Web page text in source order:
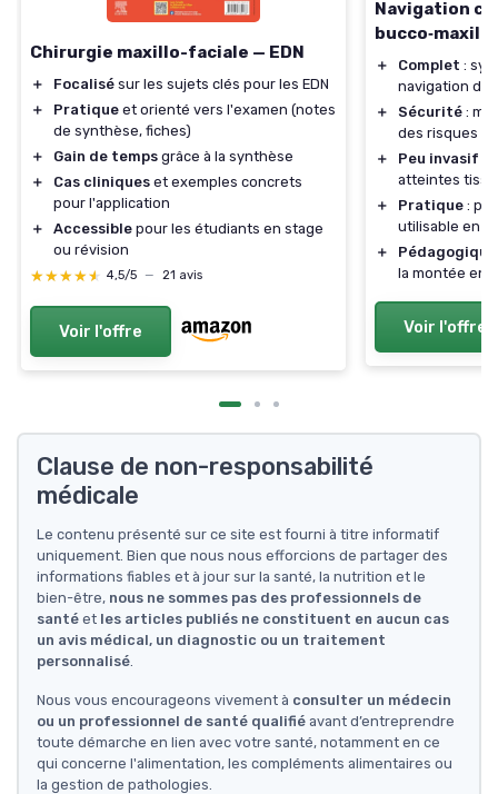
Chirurgie maxillo-faciale — EDN
＋ Focalisé sur les sujets clés pour les EDN
＋
Pratique et orienté vers l'examen (notes
de synthèse, fiches)
＋
Gain de temps grâce à la synthèse
＋
Cas cliniques et exemples concrets
pour l'application
＋
Accessible pour les étudiants en stage
ou révision
★★★★★
★★★★★ 4,5/5 — 21 avis
Voir l'offre
Navigation
＋ Complet :
navigation
＋
Sécurité :
des risques
＋
Peu invasif
atteintes
＋
Pratique :
utilisable en
＋
Pédagogique
la montée en
Voir l'offre
Clause de non-responsabilité
médicale
Le contenu présenté sur ce site est fourni à titre informatif
uniquement. Bien que nous nous efforcions de partager des
informations fiables et à jour sur la santé, la nutrition et le
bien-être, nous ne sommes pas des professionnels de
santé et les articles publiés ne constituent en aucun cas
un avis médical, un diagnostic ou un traitement
personnalisé
Nous vous encourageons vivement à consulter un médecin
ou un professionnel de santé qualifié avant d’entreprendre
toute démarche en lien avec votre santé, notamment en ce
qui concerne l'alimentation, les compléments alimentaires ou
la gestion de pathologies.